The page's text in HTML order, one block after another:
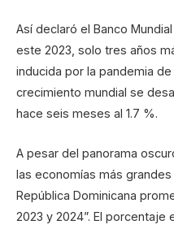
Así declaró el Banco
este 2023, solo tres años
inducida por la pandemia
crecimiento mundial se
hace seis meses al 1.7 %.
A pesar del panorama
las economías más
República Dominicana
2023 y 2024”. El